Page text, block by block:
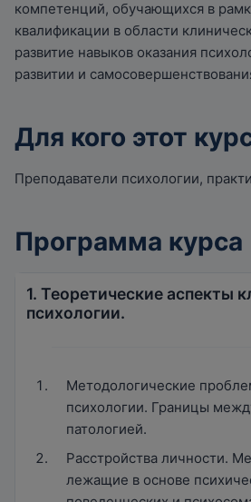
компетенций, обучающихся в
квалификации в области
развитие навыков оказания
развитии и
Для кого этот
Преподаватели психологии,
Программа курса
1. Теоретические аспекты
психологии.
Методологические
психологии. Границы
патологией.
Расстройства личности.
лежащие в основе